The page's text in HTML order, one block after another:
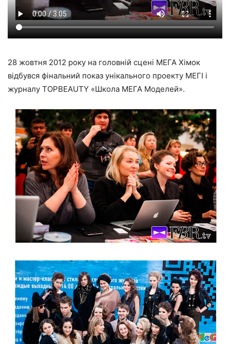
28 жовтня 2012 року на головній сцені МЕГА Хімок
відбувся фінальний показ унікального проекту МЕГІ і
журналу TOPBEAUTY «Школа МЕГА Моделей».